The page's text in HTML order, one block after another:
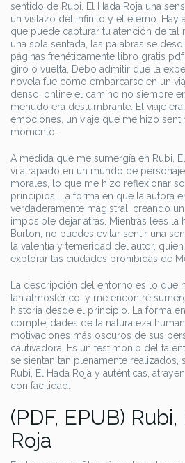
sentido de Rubi, El Hada Roja una
un vistazo del infinito y el eterno.
que puede capturar tu atención de tal
una sola sentada, las palabras se
páginas frenéticamente libro gratis
giro o vuelta. Debo admitir que la
novela fue como embarcarse en un
denso, online el camino no siempre
menudo era deslumbrante. El viaje
emociones, un viaje que me hizo
momento.
A medida que me sumergía en Rubi,
vi atrapado en un mundo de
morales, lo que me hizo reflexionar
principios. La forma en que la autora
verdaderamente magistral, creando
imposible dejar atrás. Mientras lees la
Burton, no puedes evitar sentir una
la valentía y temeridad del autor,
explorar las ciudades prohibidas de
La descripción del entorno es lo que
tan atmosférico, y me encontré
historia desde el principio. La forma
complejidades de la naturaleza
motivaciones más oscuros de sus
cautivadora. Es un testimonio del
se sientan tan plenamente realizados,
Rubi, El Hada Roja y auténticas,
con facilidad.
(PDF, EPUB)
Roja